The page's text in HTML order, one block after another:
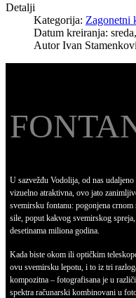
Detalji
Kategorija: Zagonetni
Datum kreiranja:
AutorIvan
U sazvežđu Vodolija, od nas
vizuelno atraktivna, ovo jato
svemirsku fontanu: pogonjena
sile, poput kakvog svemirskog
desetinama miliona godina.
Kada biste okom ili optičkim
ovu svemirsku lepotu, i to iz tri
kompozitna – fotografisana je u
spektra računarski kombinovani u